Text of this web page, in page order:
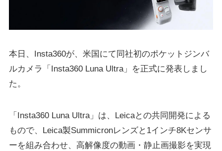
本日、Insta360が、米国にて同社初のポケットジンバ
ルカメラ「Insta360 Luna Ultra」を正式に発表しまし
た。
「Insta360 Luna Ultra」は、Leicaとの共同開発による
もので、Leica製Summicronレンズと1インチ8Kセンサ
ーを組み合わせ、高解像度の動画・静止画撮影を実現